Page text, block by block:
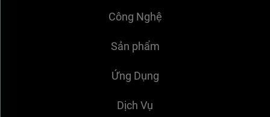
Công Nghệ
Sản phẩm
Ứng Dụng
Dịch Vụ